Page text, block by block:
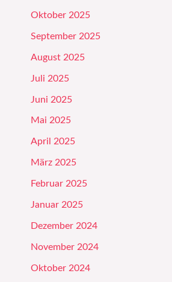
Oktober 2025
September 2025
August 2025
Juli 2025
Juni 2025
Mai 2025
April 2025
März 2025
Februar 2025
Januar 2025
Dezember 2024
November 2024
Oktober 2024